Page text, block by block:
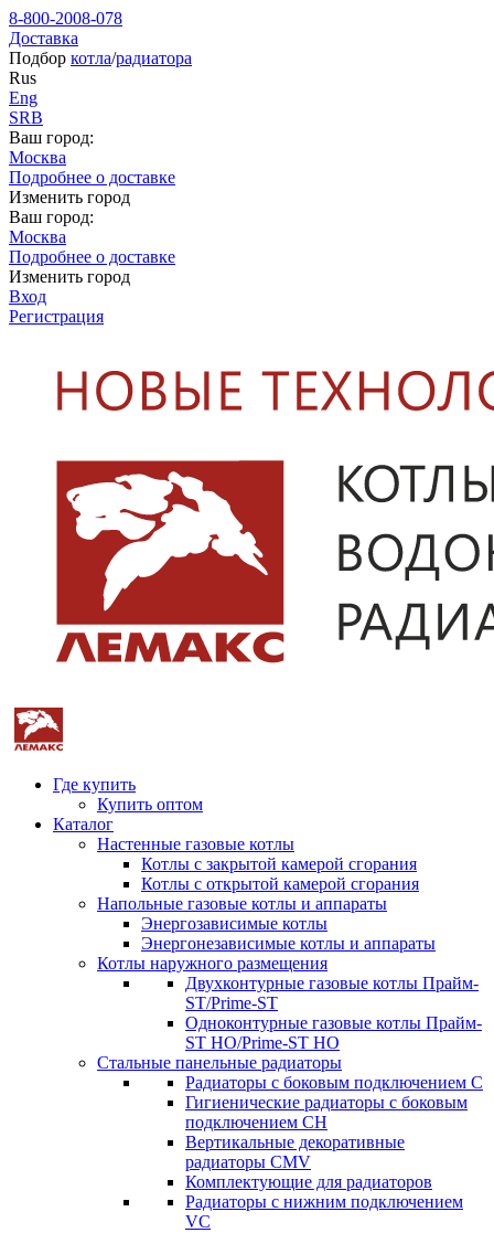
8-800-2008-078
Доставка
Подбор котла/радиатора
Rus
Eng
SRB
Ваш город:
Москва
Подробнее о доставке
Изменить город
Ваш город:
Москва
Подробнее о доставке
Изменить город
Вход
Регистрация
Где купить
Купить оптом
Каталог
Настенные газовые котлы
Котлы с закрытой камерой сгорания
Котлы с открытой камерой сгорания
Напольные газовые котлы и аппараты
Энергозависимые котлы
Энергонезависимые котлы и аппараты
Котлы наружного размещения
Двухконтурные газовые котлы Прайм-
ST/Prime-ST
Одноконтурные газовые котлы Прайм-
ST HO/Prime-ST HO
Стальные панельные радиаторы
Радиаторы c боковым подключением C
Гигиенические радиаторы c боковым
подключением CH
Вертикальные декоративные
радиаторы CMV
Комплектующие для радиаторов
Радиаторы c нижним подключением
VC